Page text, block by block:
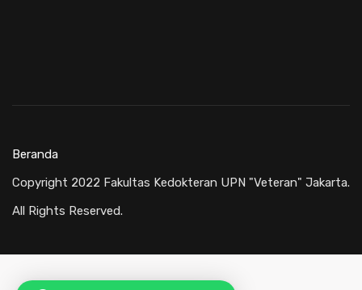
Copyright 2022 Fakultas Kedokteran UPN "Veteran" Jakarta.
All Rights Reserved.
Beranda